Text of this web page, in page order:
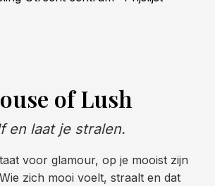
of Lush
en laat je stralen.
voor glamour, op je mooist zijn
zich mooi voelt, straalt en dat